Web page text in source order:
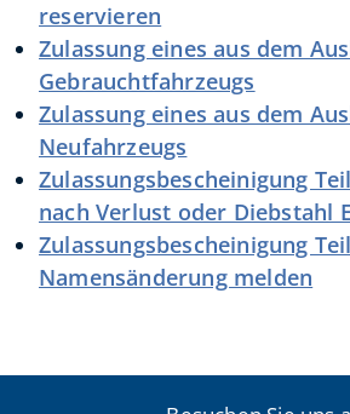
reservieren
Zulassung eines aus dem
Gebrauchtfahrzeugs
Zulassung eines aus dem
Neufahrzeugs
Zulassungsbescheinigung
nach Verlust oder Diebstahl
Zulassungsbescheinigung
Namensänderung melden